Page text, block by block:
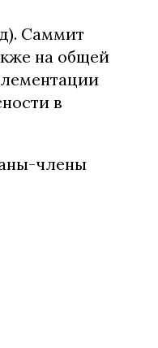
Саммит
на общей
в
члены